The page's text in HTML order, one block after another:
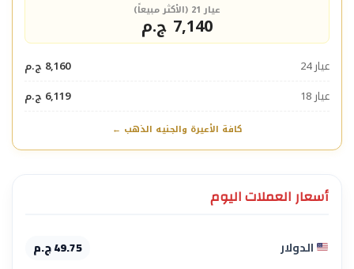
عيار 21 (الأكثر مبيعاً)
7,140 ج.م
عيار 24
8,160 ج.م
عيار 18
6,119 ج.م
كافة الأعيرة والجنيه الذهب ←
أسعار العملات اليوم
الدولار 49.75 ج.م